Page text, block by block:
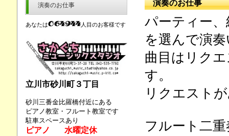
演奏のお仕事
パーティー
を選んで演
曲目はリク
す。
リクエスト
フルート二
演奏のお仕事
あなたは 人目のお客様です
立川市砂川町３丁目
砂川三番金比羅橋付近にある
ピアノ教室・フルート教室です
駐車スペースあり
ピアノ 水曜定休